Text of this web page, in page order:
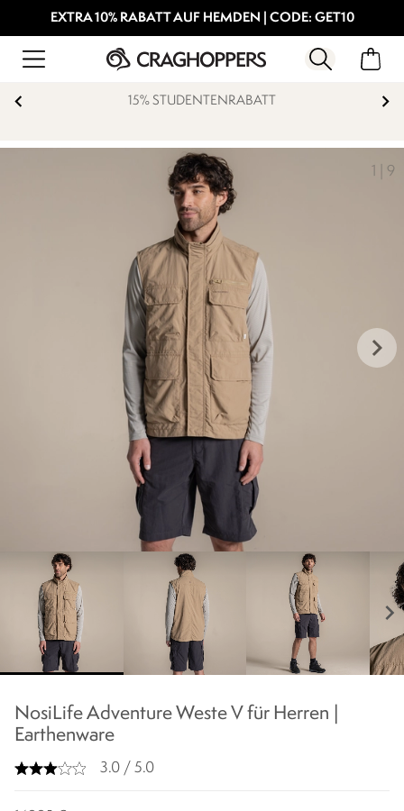
EXTRA 10% RABATT AUF HEMDEN | CODE: GET10
15% STUDENTENRABATT
1 9
keyboard_arrow_right
chevron_right
NosiLife Adventure Weste V für Herren |
Earthenware
3.0 / 5.0